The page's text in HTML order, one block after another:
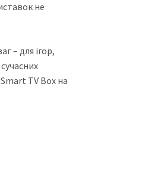
не
– для ігор,
TV Box на